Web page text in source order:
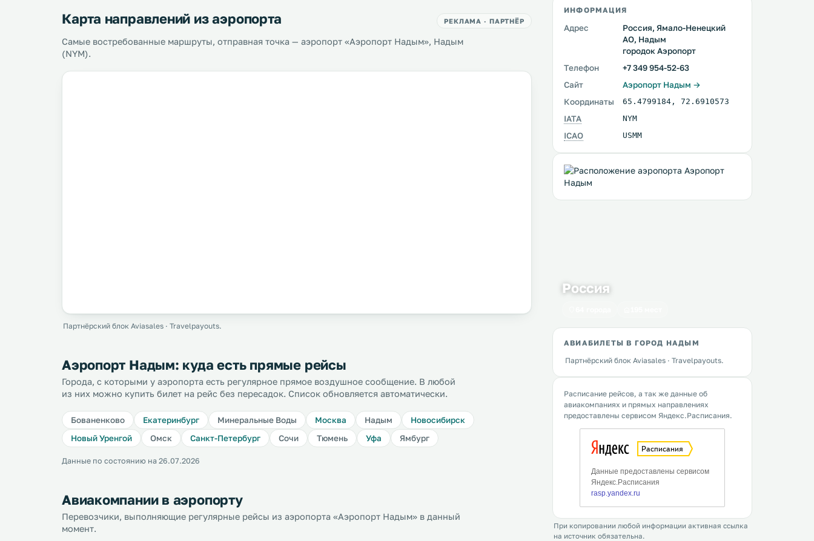
Карта направлений из аэропорта РЕКЛАМА · ПАРТНЁР
Самые востребованные маршруты, отправная точка — аэропорт «Аэропорт Надым», Надым
(NYM).
Партнёрский блок Aviasales · Travelpayouts.
Аэропорт Надым: куда есть прямые рейсы
Города, с которыми у аэропорта есть регулярное прямое воздушное сообщение. В любой
из них можно купить билет на рейс без пересадок. Список обновляется автоматически.
Бованенково Екатеринбург Минеральные Воды Москва Надым
Новосибирск
Новый Уренгой
Омск Санкт-Петербург Сочи Тюмень Уфа Ямбург
Данные по состоянию на 26.07.2026
Авиакомпании в аэропорту
Перевозчики, выполняющие регулярные рейсы из аэропорта «Аэропорт Надым» в данный
момент.
ИНФОРМАЦИЯ
Адрес
Россия, Ямало-Ненецкий
АО, Надым
городок Аэропорт
Телефон
+7 349 954-52-63
Сайт
Аэропорт Надым →
Координаты
65.4799184 , 72.6910573
IATA NYM
ICAO USMM
Россия
АВИАБИЛЕТЫ В ГОРОД НАДЫМ
Партнёрский блок Aviasales · Travelpayouts.
Расписание рейсов, а так же данные об
авиакомпаниях и прямых направлениях
предоставлены сервисом Яндекс.Расписания.
При копировании любой информации активная ссылка
на источник обязательна.